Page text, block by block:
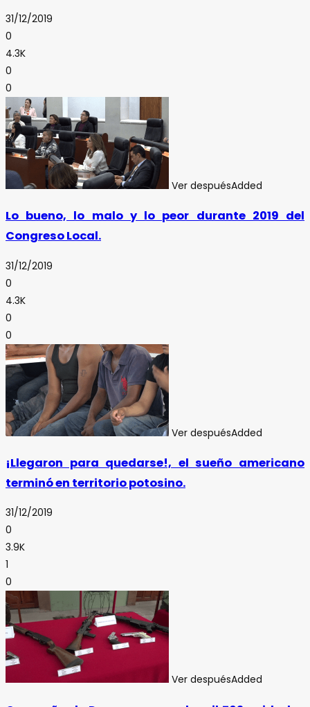
31/12/2019
0
4.3K
0
0
Ver despuésAdded
Lo bueno, lo malo y lo peor durante 2019 del
Congreso Local.
31/12/2019
0
4.3K
0
0
Ver despuésAdded
¡Llegaron para quedarse!, el sueño americano
terminó en territorio potosino.
31/12/2019
0
3.9K
1
0
Ver despuésAdded